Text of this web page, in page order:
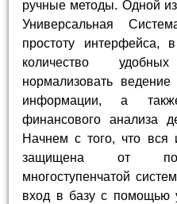
ручные методы. Одной
Универсальная
простоту интерфейса,
количество
нормализовать
информации, а
финансового анализа
Начнем с того, что
защищена от
многоступенчатой
вход в базу с помощью